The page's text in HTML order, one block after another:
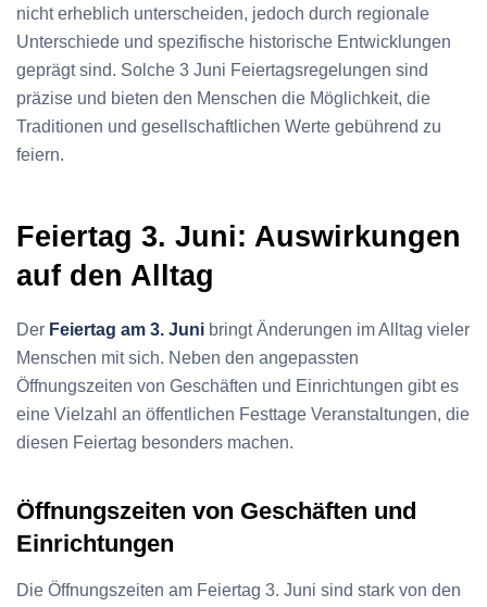
nicht erheblich unterscheiden, jedoch durch regionale
Unterschiede und spezifische historische Entwicklungen
geprägt sind. Solche 3 Juni Feiertagsregelungen sind
präzise und bieten den Menschen die Möglichkeit, die
Traditionen und gesellschaftlichen Werte gebührend zu
feiern.
Feiertag 3. Juni: Auswirkungen
auf den Alltag
Der Feiertag am 3. Juni bringt Änderungen im Alltag vieler
Menschen mit sich. Neben den angepassten
Öffnungszeiten von Geschäften und Einrichtungen gibt es
eine Vielzahl an öffentlichen Festtage Veranstaltungen, die
diesen Feiertag besonders machen.
Öffnungszeiten von Geschäften und
Einrichtungen
Die Öffnungszeiten am Feiertag 3. Juni sind stark von den